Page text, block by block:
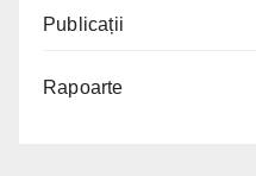
Publicații
Rapoarte